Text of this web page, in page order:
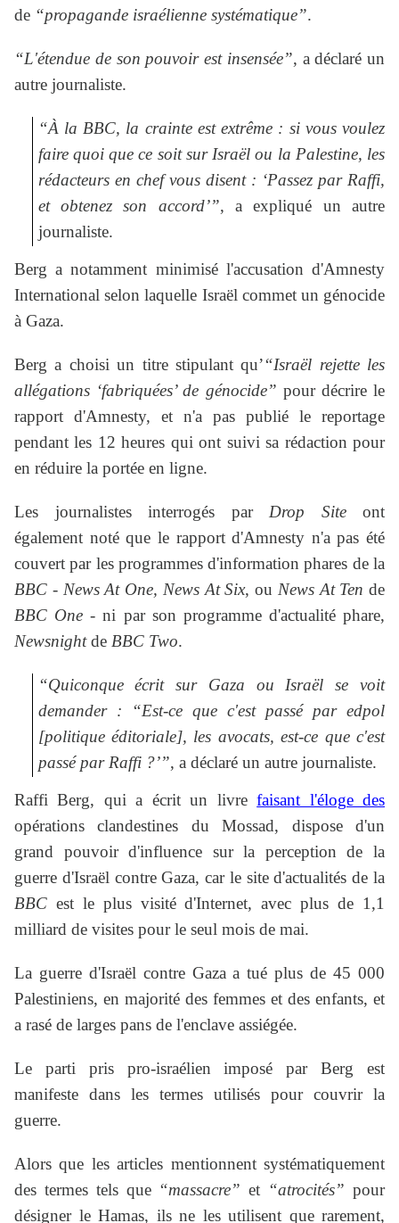
de “propagande israélienne systématique”.
“L'étendue de son pouvoir est insensée”, a déclaré un
autre journaliste.
“À la BBC, la crainte est extrême : si vous voulez
faire quoi que ce soit sur Israël ou la Palestine, les
rédacteurs en chef vous disent : ‘Passez par Raffi,
et obtenez son accord’”, a expliqué un autre
journaliste.
Berg a notamment minimisé l'accusation d'Amnesty
International selon laquelle Israël commet un génocide
à Gaza.
Berg a choisi un titre stipulant qu’“Israël rejette les
allégations ‘fabriquées’ de génocide” pour décrire le
rapport d'Amnesty, et n'a pas publié le reportage
pendant les 12 heures qui ont suivi sa rédaction pour
en réduire la portée en ligne.
Les journalistes interrogés par Drop Siteont
également noté que le rapport d'Amnesty n'a pas été
couvert par les programmes d'information phares de la
BBC - News At One, News At Six, ou News At Ten de
BBC One - ni par son programme d'actualité phare,
Newsnightde BBC Two.
“Quiconque écrit sur Gaza ou Israël se voit
demander : “Est-ce que c'est passé par edpol
[politique éditoriale], les avocats, est-ce que c'est
passé par Raffi ?’”, a déclaré un autre journaliste.
Raffi Berg, qui a écrit un livrefaisant l'éloge des
opérations clandestines du Mossad, dispose d'un
grand pouvoir d'influence sur la perception de la
guerre d'Israël contre Gaza, car le site d'actualités de la
BBC est le plus visité d'Internet, avec plus de 1,1
milliard de visites pour le seul mois de mai.
La guerre d'Israël contre Gaza a tué plus de 45 000
Palestiniens, en majorité des femmes et des enfants, et
a rasé de larges pans de l'enclave assiégée.
Le parti pris pro-israélien imposé par Berg est
manifeste dans les termes utilisés pour couvrir la
guerre.
Alors que les articles mentionnent systématiquement
des termes tels que “massacre” et “atrocités” pour
désigner le Hamas, ils ne les utilisent que rarement,